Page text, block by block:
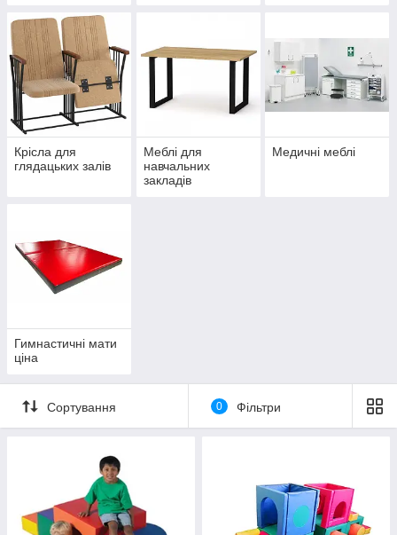
та фарбування під
замовлення
Крісла для
глядацьких залів
Меблі для
навчальних
закладів
Медичні меблі
Гимнастичні мати
ціна
Сортування 0 Фільтри